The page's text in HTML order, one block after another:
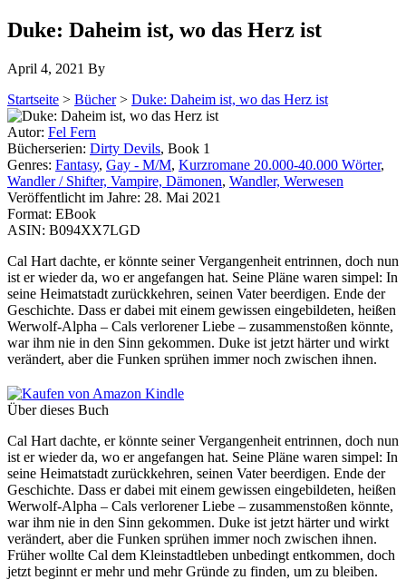
Duke: Daheim ist, wo das Herz ist
April 4, 2021 By
Startseite > Bücher> Duke: Daheim ist, wo das Herz ist
Autor: Fel Fern
Bücherserien: Dirty Devils, Book 1
Genres: Fantasy, Gay - M/M, Kurzromane 20.000-40.000 Wörter,
Wandler / Shifter, Vampire, Dämonen, Wandler, Werwesen
Veröffentlicht im Jahre: 28. Mai 2021
Format: EBook
ASIN: B094XX7LGD
Cal Hart dachte, er könnte seiner Vergangenheit entrinnen, doch nun
ist er wieder da, wo er angefangen hat. Seine Pläne waren simpel: In
seine Heimatstadt zurückkehren, seinen Vater beerdigen. Ende der
Geschichte. Dass er dabei mit einem gewissen eingebildeten, heißen
Werwolf-Alpha – Cals verlorener Liebe – zusammenstoßen könnte,
war ihm nie in den Sinn gekommen. Duke ist jetzt härter und wirkt
verändert, aber die Funken sprühen immer noch zwischen ihnen.
Über dieses Buch
Cal Hart dachte, er könnte seiner Vergangenheit entrinnen, doch nun
ist er wieder da, wo er angefangen hat. Seine Pläne waren simpel: In
seine Heimatstadt zurückkehren, seinen Vater beerdigen. Ende der
Geschichte. Dass er dabei mit einem gewissen eingebildeten, heißen
Werwolf-Alpha – Cals verlorener Liebe – zusammenstoßen könnte,
war ihm nie in den Sinn gekommen. Duke ist jetzt härter und wirkt
verändert, aber die Funken sprühen immer noch zwischen ihnen.
Früher wollte Cal dem Kleinstadtleben unbedingt entkommen, doch
jetzt beginnt er mehr und mehr Gründe zu finden, um zu bleiben.